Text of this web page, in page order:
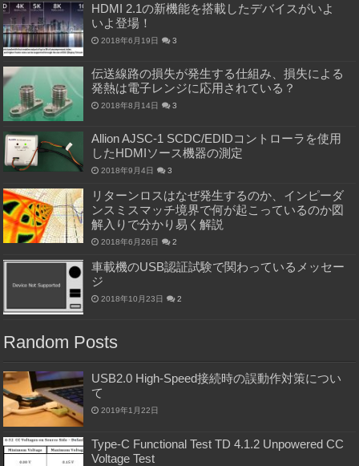
HDMI 2.1の新機能を搭載したデバイスがいよ
いよ登場！
2018年6月19日 3
伝送線路の損失が発生する仕組み、損失による
発熱は電子レンジに応用されている？
2018年8月14日 3
Allion AJSC-1 SCDC/EDIDコントローラを使用
したHDMIソース機器の測定
2018年9月4日 3
リターンロスはなぜ発生するのか、インピーダ
ンスミスマッチ境界で何が起こっているのか図
解入りで分かり易く解説
2018年6月26日 2
車載機のUSB認証試験で関わっているメッセー
ジ
2018年10月23日 2
Random Posts
USB2.0 High-Speed接続時の誤動作対策につい
て
2019年1月22日
Type-C Functional Test TD 4.1.2 Unpowered CC
Voltage Test